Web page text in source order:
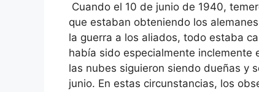
Cuando el 10 de junio de 1940,
que estaban obteniendo los
la guerra a los aliados, todo estaba
había sido especialmente inclemente
las nubes siguieron siendo dueñas y
junio. En estas circunstancias, los